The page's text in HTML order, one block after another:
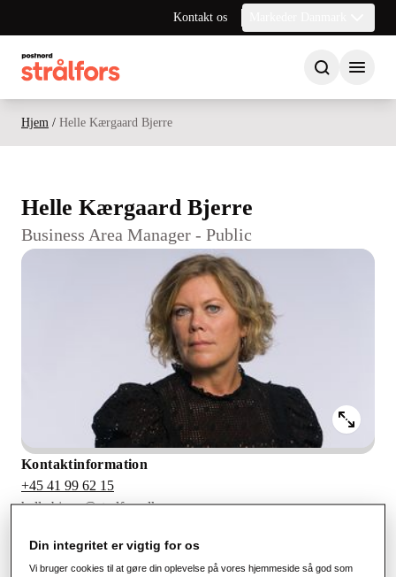
Kontakt os
Hjem / Helle Kærgaard Bjerre
Helle Kærgaard Bjerre
Business Area Manager - Public
Kontaktinformation
+45 41 99 62 15
helle.bjerre@stralfors.dk
København
Sprog
Din integritet er vigtig for os
Vi bruger cookies til at gøre din oplevelse på vores hjemmeside så god som